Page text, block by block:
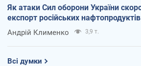
Як атаки Сил оборони України
експорт російських нафтопродуктів
Андрій Клименко 3,9 т.
Всі думки